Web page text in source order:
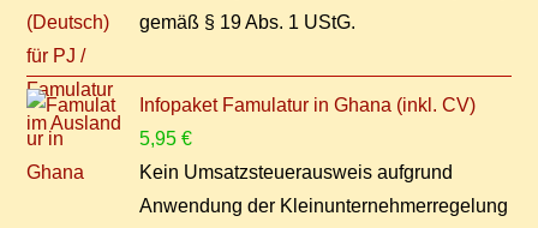
gemäß § 19 Abs. 1 UStG.
Infopaket Famulatur in Ghana (inkl. CV)
5,95€
Kein Umsatzsteuerausweis aufgrund
Anwendung der Kleinunternehmerregelung